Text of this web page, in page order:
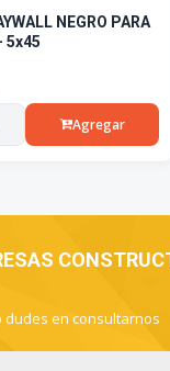
NEGRO PARA
5x45
Agregar
dudes en consultarnos